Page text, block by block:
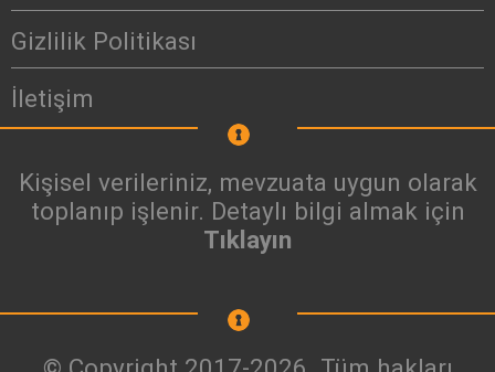
Gizlilik Politikası
İletişim
Kişisel verileriniz, mevzuata uygun olarak
toplanıp işlenir. Detaylı bilgi almak için
Tıklayın